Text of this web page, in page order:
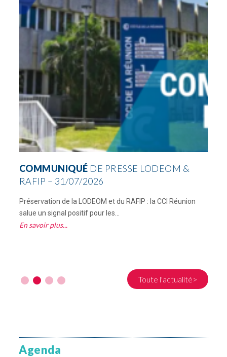
COMMUNIQUÉ DE PRESSE LODEOM &
RAFIP – 31/07/2026
Préservation de la LODEOM et du RAFIP : la CCI Réunion
salue un signal positif pour les...
En savoir plus
Toute l'actualité>
Agenda